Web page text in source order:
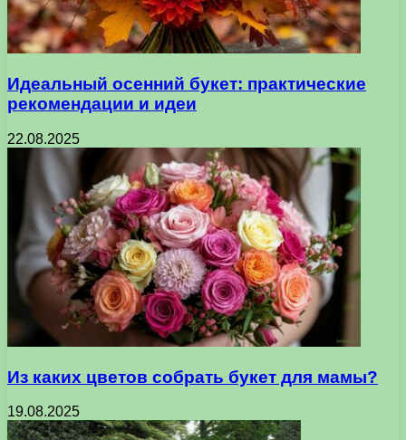
Идеальный осенний букет: практические
рекомендации и идеи
22.08.2025
Из каких цветов собрать букет для мамы?
19.08.2025